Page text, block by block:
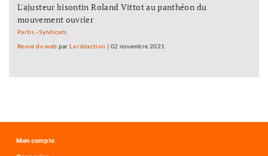
L'ajusteur bisontin Roland Vittot au panthéon du
mouvement ouvrier
Partis -Syndicats
Revue du web parLa rédaction | 02 novembre 2021
Mon compte